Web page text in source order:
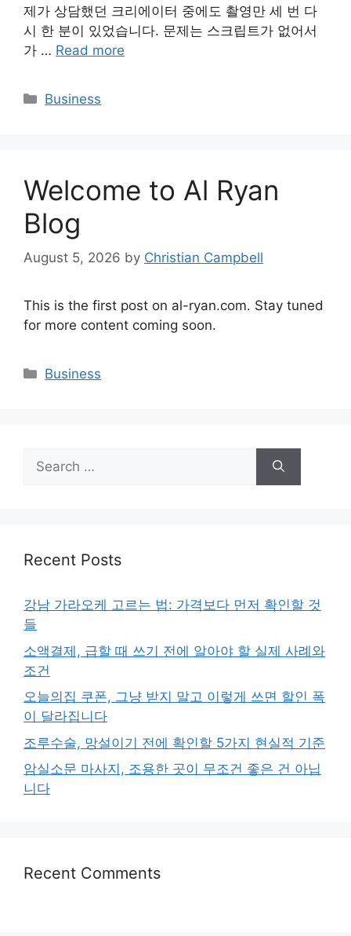
제가 상담했던 크리에이터 중에도 촬영만 세 번 다
시 한 분이 있었습니다. 문제는 스크립트가 없어서
가 … Read more
Categories
Business
Welcome to Al Ryan
Blog
August 5, 2026 by Christian Campbell
This is the first post on al-ryan.com. Stay tuned
for more content coming soon.
Categories
Business
Search
for:
Recent Posts
강남 가라오케 고르는 법: 가격보다 먼저 확인할 것
들
소액결제, 급할 때 쓰기 전에 알아야 할 실제 사례와
조건
오늘의집 쿠폰, 그냥 받지 말고 이렇게 쓰면 할인 폭
이 달라집니다
조루수술, 망설이기 전에 확인할 5가지 현실적 기준
암실소문 마사지, 조용한 곳이 무조건 좋은 건 아닙
니다
Recent Comments